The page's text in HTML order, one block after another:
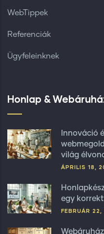
WebTippek
Referenciák
Ügyfeleinknek
Honlap &
Innováció
világ
ÁPRILIS 18,
egy
FEBRUÁR